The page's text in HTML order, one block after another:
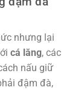
nhưng lại
cá lăng, các
nấu giữ
đậm đà,